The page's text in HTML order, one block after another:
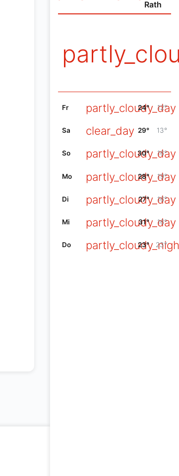
Rath
Fr partly_cloudy_day
24° 12°
Sa clear_day 29° 13°
So partly_cloudy_day
30° 16°
Mo partly_cloudy_day
28° 19°
Di partly_cloudy_day
27° 16°
Mi partly_cloudy_day
31° 16°
Do 23° 23°